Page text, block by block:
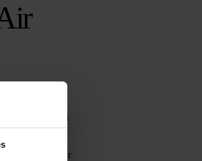
Hier klickst
GPS Watch Air